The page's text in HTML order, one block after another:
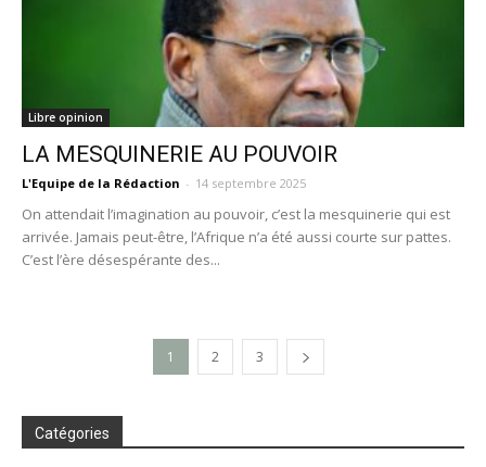
Libre opinion
LA MESQUINERIE AU POUVOIR
L'Equipe de la Rédaction - 14 septembre 2025
On attendait l’imagination au pouvoir, c’est la mesquinerie qui est
arrivée. Jamais peut-être, l’Afrique n’a été aussi courte sur pattes.
C’est l’ère désespérante des...
1 2 3
Catégories